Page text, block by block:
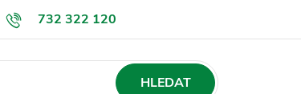
732 322 120
osobních údajů Jak nakupovat
HLEDAT